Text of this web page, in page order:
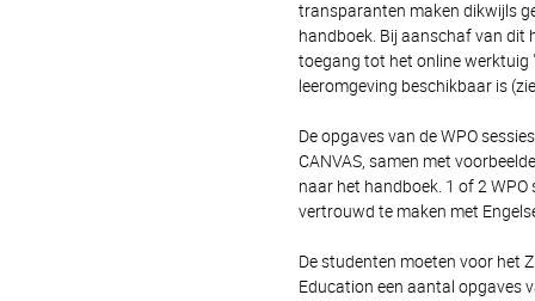
transparanten maken dikwijls
handboek. Bij aanschaf van dit
toegang tot het online werktuig
leeromgeving beschikbaar is
De opgaves van de WPO
CANVAS, samen met
naar het handboek. 1 of 2
vertrouwd te maken met
De studenten moeten voor het
Education een aantal opgaves